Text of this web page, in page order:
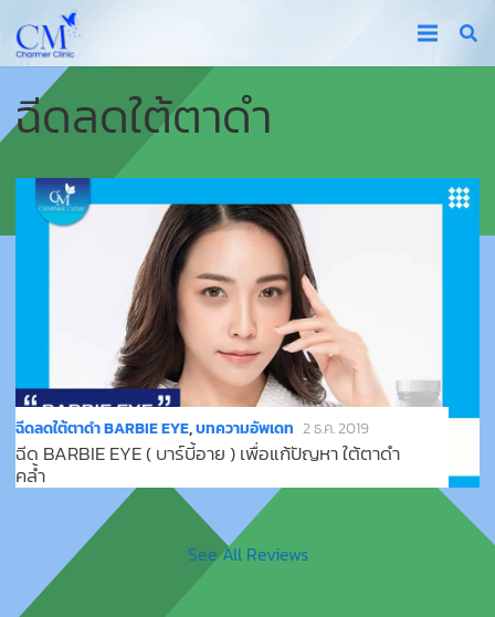
ฉีดลดใต้ตาดำ
ฉีดลดใต้ตาดำ BARBIE EYE,บทความอัพเดท 2 ธ.ค. 2019
ฉีด BARBIE EYE ( บาร์บี้อาย ) เพื่อแก้ปัญหา ใต้ตาดำ
คล้ำ
See All Reviews